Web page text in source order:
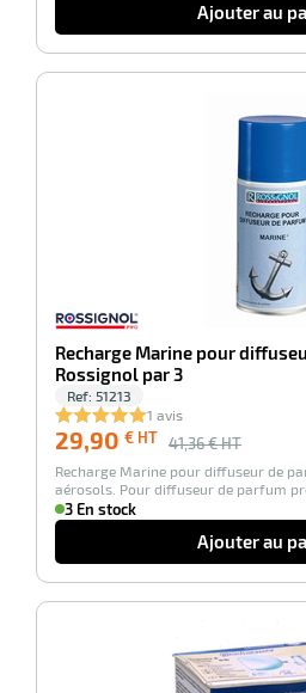
Ajouter au
Recharge Marine pour
Rossignol par 3
Ref: 51213
1 avis
29,90 € HT 41,36 € HT
Recharge Marine pour diffuseur de
aérosols. Pour diffuseur de parfum
3 En stock
Ajouter au